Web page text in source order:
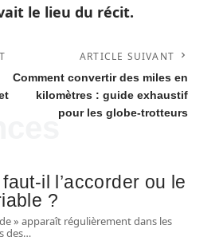
le lieu du récit.
ARTICLE SUIVANT
Comment convertir des miles en
kilomètres : guide exhaustif
pour les globe-trotteurs
il l’accorder ou le
?
» apparaît régulièrement dans les
des…